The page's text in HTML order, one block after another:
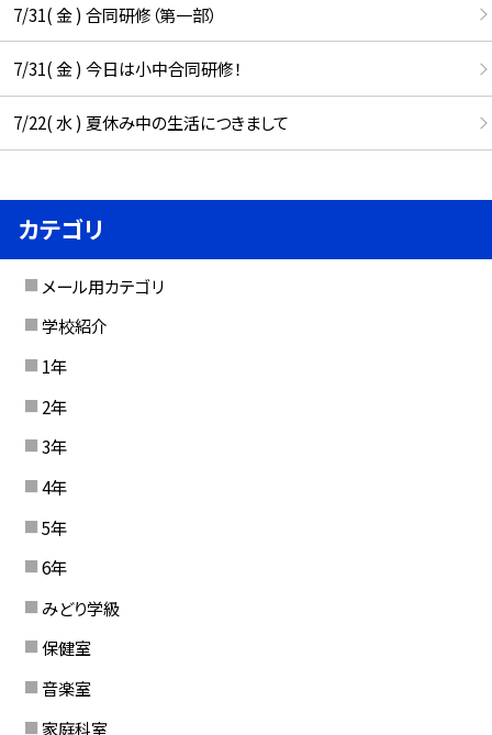
7/31( 金 ) 合同研修（第一部）
7/31( 金 ) 今日は小中合同研修！
7/22( 水 ) 夏休み中の生活につきまして
カテゴリ
メール用カテゴリ
学校紹介
1年
2年
3年
4年
5年
6年
みどり学級
保健室
音楽室
家庭科室